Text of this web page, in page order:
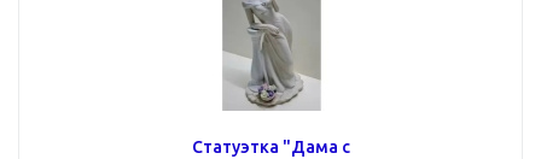
Статуэтка "Дама с